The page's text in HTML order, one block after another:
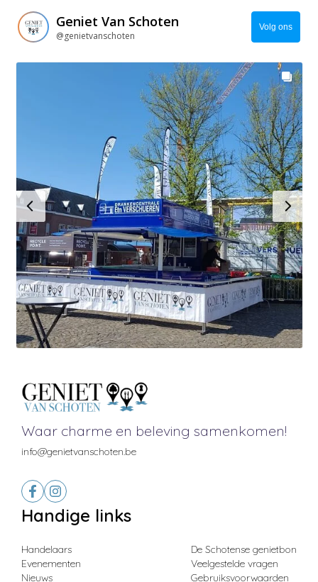
Geniet Van Schoten
@genietvanschoten
Volg ons
Waar charme en beleving samenkomen!
info@genietvanschoten.be
Handige links
Handelaars
Evenementen
Nieuws
De Schotense genietbon
Veelgestelde vragen
Gebruiksvoorwaarden